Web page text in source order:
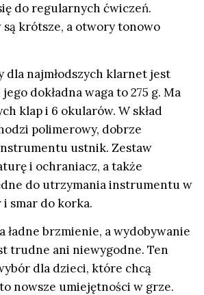
do regularnych ćwiczeń.
są krótsze, a otwory tonowo
dla najmłodszych klarnet jest
dokładna waga to 275 g. Ma
klap i 6 okularów. W skład
polimerowy, dobrze
ustnik. Zestaw
i ochraniacz, a także
do utrzymania instrumentu w
smar do korka.
ładne brzmienie, a wydobywanie
trudne ani niewygodne. Ten
dla dzieci, które chcą
nowsze umiejętności w grze.